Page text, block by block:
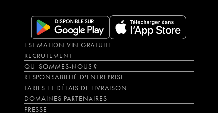
ESTIMATION VIN GRATUITE
RECRUTEMENT
QUI SOMMES-NOUS ?
RESPONSABILITÉ D'ENTREPRISE
TARIFS ET DÉLAIS DE LIVRAISON
DOMAINES PARTENAIRES
PRESSE